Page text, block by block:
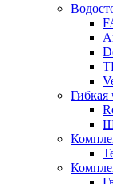
Гибкая